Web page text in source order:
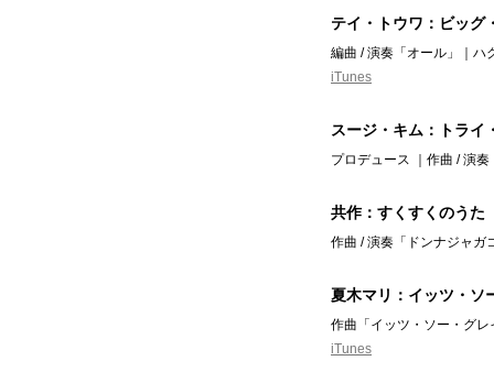
テイ・トウワ：ビッグ
編曲 / 演奏「オール」｜ハ
iTunes
スージ・キム：トライ
プロデュース ｜作曲 / 演
共作：すくすくのうた
作曲 / 演奏「ドンナジャガ
夏木マリ：イッツ・ソ
作曲「イッツ・ソー・グ
iTunes